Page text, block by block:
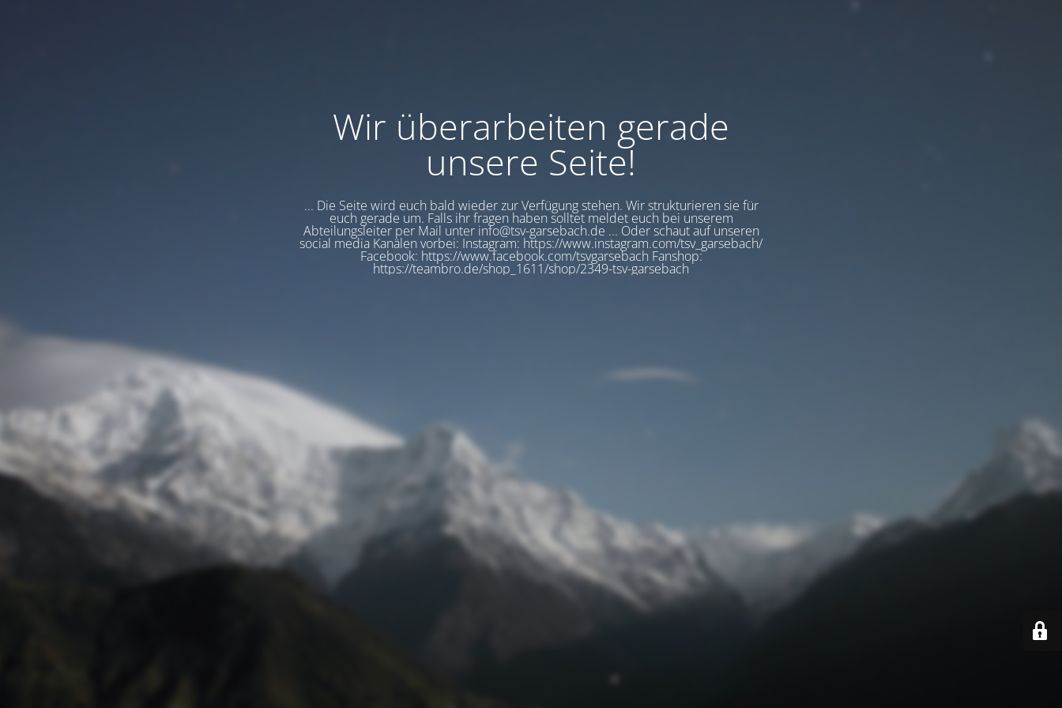
Wir überarbeiten gerade
unsere Seite!
... Die Seite wird euch bald wieder zur Verfügung stehen. Wir strukturieren sie für
euch gerade um. Falls ihr fragen haben solltet meldet euch bei unserem
Abteilungsleiter per Mail unter info@tsv-garsebach.de ... Oder schaut auf unseren
social media Kanälen vorbei: Instagram: https://www.instagram.com/tsv_garsebach/
Facebook: https://www.facebook.com/tsvgarsebach Fanshop:
https://teambro.de/shop_1611/shop/2349-tsv-garsebach